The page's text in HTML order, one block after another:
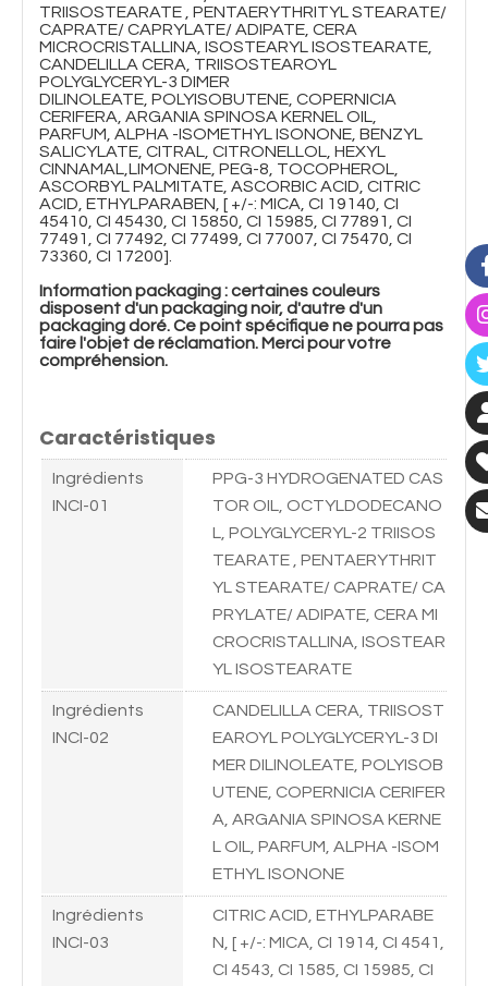
TRIISOSTEARATE , PENTAERYTHRITYL STEARATE/
CAPRATE/ CAPRYLATE/ ADIPATE, CERA
MICROCRISTALLINA, ISOSTEARYL ISOSTEARATE,
CANDELILLA CERA, TRIISOSTEAROYL
POLYGLYCERYL-3 DIMER
DILINOLEATE, POLYISOBUTENE, COPERNICIA
CERIFERA, ARGANIA SPINOSA KERNEL OIL,
PARFUM, ALPHA -ISOMETHYL ISONONE, BENZYL
SALICYLATE, CITRAL, CITRONELLOL, HEXYL
CINNAMAL,LIMONENE, PEG-8, TOCOPHEROL,
ASCORBYL PALMITATE, ASCORBIC ACID, CITRIC
ACID, ETHYLPARABEN, [ +/-: MICA, CI 19140, CI
45410, CI 45430, CI 15850, CI 15985, CI 77891, CI
77491, CI 77492, CI 77499, CI 77007, CI 75470, CI
73360, CI 17200].
Information packaging : certaines couleurs
disposent d'un packaging noir, d'autre d'un
packaging doré. Ce point spécifique ne pourra pas
faire l'objet de réclamation. Merci pour votre
compréhension.
Caractéristiques
Ingrédients
INCI-01
PPG-3 HYDROGENATED CAS
TOR OIL, OCTYLDODECANO
L, POLYGLYCERYL-2 TRIISOS
TEARATE , PENTAERYTHRIT
YL STEARATE/ CAPRATE/ CA
PRYLATE/ ADIPATE, CERA MI
CROCRISTALLINA, ISOSTEAR
YL ISOSTEARATE
Ingrédients
INCI-02
CANDELILLA CERA, TRIISOST
EAROYL POLYGLYCERYL-3 DI
MER DILINOLEATE, POLYISOB
UTENE, COPERNICIA CERIFER
A, ARGANIA SPINOSA KERNE
L OIL, PARFUM, ALPHA -ISOM
ETHYL ISONONE
Ingrédients
INCI-03
CITRIC ACID, ETHYLPARABE
N, [ +/-: MICA, CI 1914, CI 4541,
CI 4543, CI 1585, CI 15985, CI